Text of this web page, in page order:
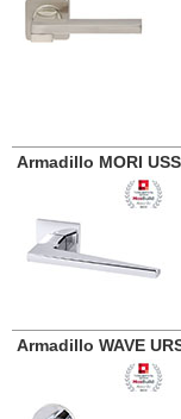
Armadillo MORI
Armadillo WAVE